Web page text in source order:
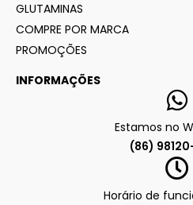
GLUTAMINAS
COMPRE POR MARCA
PROMOÇÕES
INFORMAÇÕES
Estamos no
(86)
Horário de